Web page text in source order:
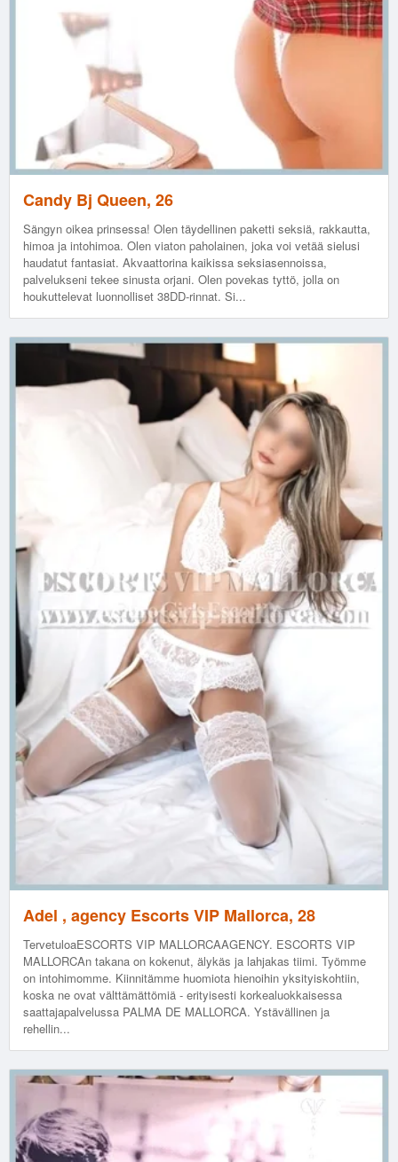
Candy Bj Queen, 26
Sängyn oikea prinsessa! Olen täydellinen paketti seksiä, rakkautta,
himoa ja intohimoa. Olen viaton paholainen, joka voi vetää sielusi
haudatut fantasiat. Akvaattorina kaikissa seksiasennoissa,
palvelukseni tekee sinusta orjani. Olen povekas tyttö, jolla on
houkuttelevat luonnolliset 38DD-rinnat. Si...
Adel , agency Escorts VIP Mallorca, 28
TervetuloaESCORTS VIP MALLORCAAGENCY. ESCORTS VIP
MALLORCAn takana on kokenut, älykäs ja lahjakas tiimi. Työmme
on intohimomme. Kiinnitämme huomiota hienoihin yksityiskohtiin,
koska ne ovat välttämättömiä - erityisesti korkealuokkaisessa
saattajapalvelussa PALMA DE MALLORCA. Ystävällinen ja
rehellin...